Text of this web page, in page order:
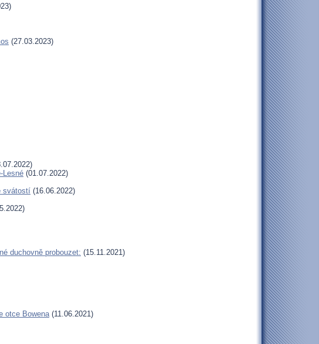
(27.03.2023)
Lesné (01.07.2022)
svátostí (16.06.2022)
duchovně probouzet: (15.11.2021)
otce Bowena(11.06.2021)